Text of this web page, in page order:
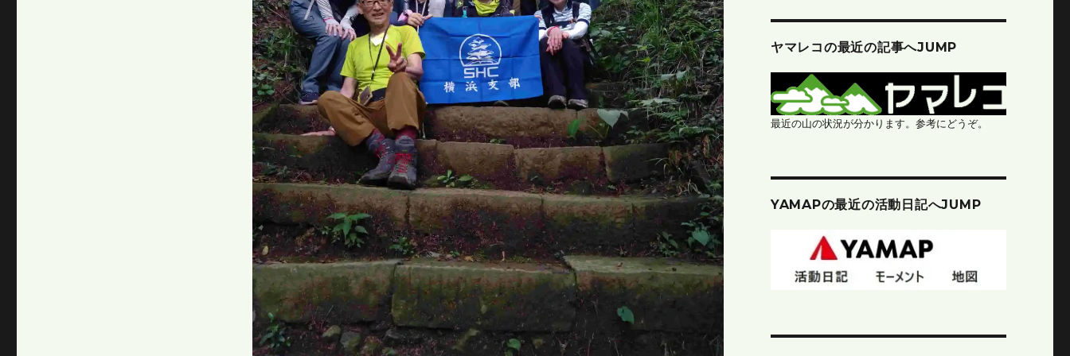
ヤマレコの最近の記事へJUMP
最近の山の状況が分かります。参考にどうぞ。
YAMAPの最近の活動日記へJUMP